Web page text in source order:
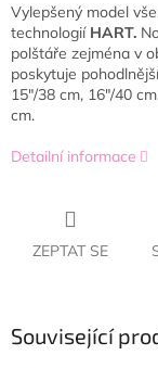
Vylepšený model
technologií HART.
polštáře zejména v
poskytuje
15"/38 cm, 16"/40
cm.
Detailní informace
ZEPTAT SE
Související